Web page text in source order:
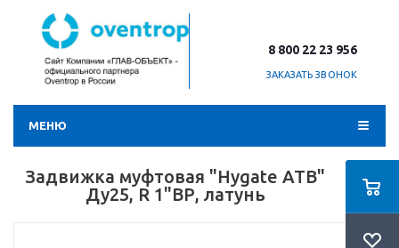
8 800 22 23 956
ЗАКАЗАТЬ ЗВОНОК
МЕНЮ
Задвижка муфтовая "Hygate ATB"
Ду25, R 1"ВР, латунь